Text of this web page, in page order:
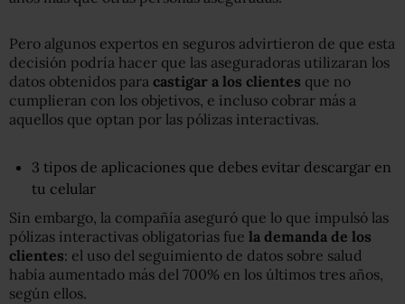
Pero algunos expertos en seguros advirtieron de que esta
decisión podría hacer que las aseguradoras utilizaran los
datos obtenidos para castigar a los clientes que no
cumplieran con los objetivos, e incluso cobrar más a
aquellos que optan por las pólizas interactivas.
3 tipos de aplicaciones que debes evitar descargar en
tu celular
Sin embargo, la compañía aseguró que lo que impulsó las
pólizas interactivas obligatorias fue la demanda de los
clientes: el uso del seguimiento de datos sobre salud
había aumentado más del 700% en los últimos tres años,
según ellos.